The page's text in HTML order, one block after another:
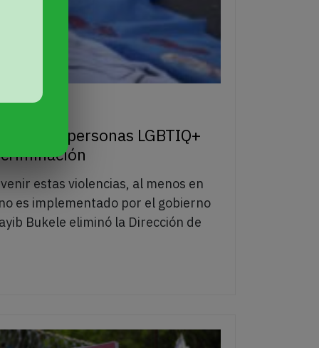
a las personas LGBTIQ+
estas violencias, al menos en
es implementado por el gobierno
Bukele eliminó la Dirección de